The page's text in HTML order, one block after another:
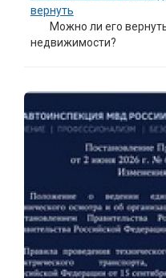
вернуть
Можно ли его
недвижимости?